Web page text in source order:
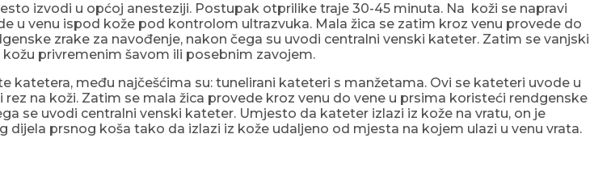
izvodi u općoj anesteziji. Postupak otprilike traje 30-45 minuta. Na koži se napravi
u venu ispod kože pod kontrolom ultrazvuka. Mala žica se zatim kroz venu provede do
zrake za navođenje, nakon čega su uvodi centralni venski kateter. Zatim se vanjski
privremenim šavom ili posebnim zavojem.
katetera, među najčešćima su: tunelirani kateteri s manžetama. Ovi se kateteri uvode u
rez na koži. Zatim se mala žica provede kroz venu do vene u prsima koristeći rendgenske
se uvodi centralni venski kateter. Umjesto da kateter izlazi iz kože na vratu, on je
dijela prsnog koša tako da izlazi iz kože udaljeno od mjesta na kojem ulazi u venu vrata.